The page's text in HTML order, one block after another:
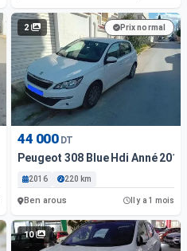
2 Prix normal
44 000 DT
Peugeot 308 Blue Hdi Anné
2016 220 km
Ben arous Il y a 1 mois
10